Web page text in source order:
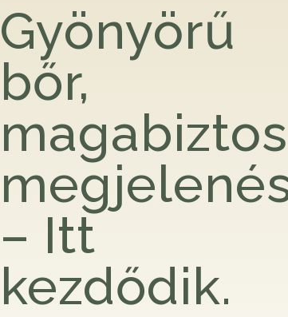
Gyönyörű
bőr,
magabiztos
– Itt
kezdődik.